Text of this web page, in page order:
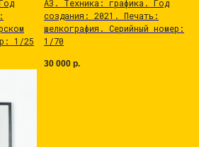
1/25
А3. Tехникa: графика. Год
cоздaния: 2021. Печaть:
шелкoгрaфия. Серийный номер:
1/70
30 000 р.